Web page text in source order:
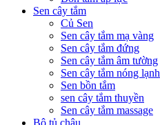
Sen cây tắm
Củ Sen
Sen cây tắm mạ vàng
Sen cây tắm đứng
Sen cây tắm âm tường
Sen cây tắm nóng lạnh
Sen bồn tắm
sen cây tắm thuyền
Sen cây tắm massage
Bộ tủ chậu